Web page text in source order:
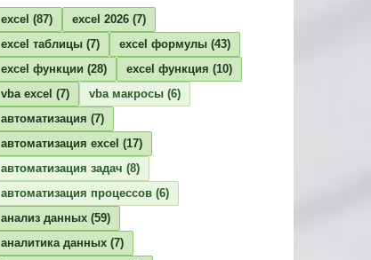
excel (87) excel 2026 (7)
excel таблицы (7) excel формулы (43)
excel функции (28) excel функция (10)
vba excel (7) vba макросы (6)
автоматизация (7)
автоматизация excel (17)
автоматизация задач (8)
автоматизация процессов (6)
анализ данных (59)
аналитика данных (7)